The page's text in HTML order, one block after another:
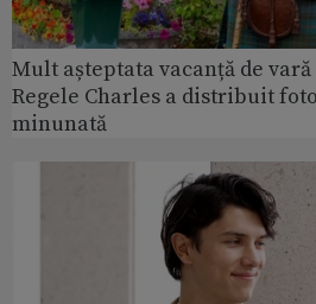
Mult așteptata vacanță de
Regele Charles a distribuit
minunată